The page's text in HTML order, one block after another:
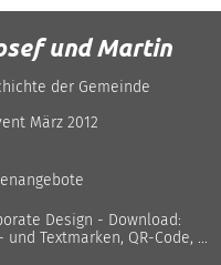
und Martin
der Gemeinde
März 2012
Design - Download:
und Textmarken, QR-Code, ...